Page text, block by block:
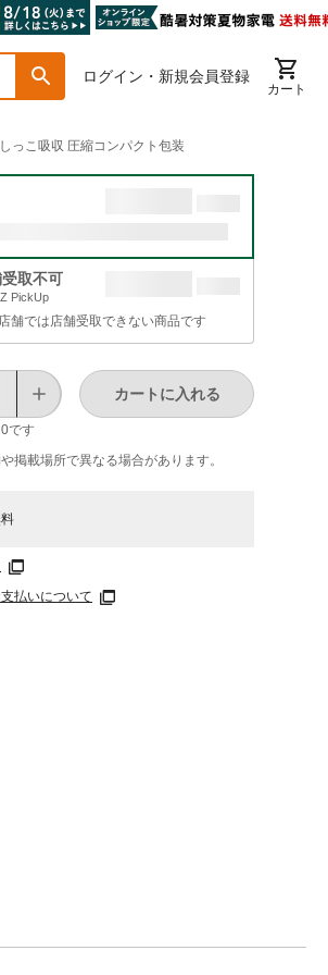
ログイン・新規会員登録
カート
っこ吸収 圧縮コンパクト包装
受取不可
PickUp
舗では店舗受取できない商品です
0です
カートに入れる
掲載場所で​異なる​場合が​あります。
払いについて